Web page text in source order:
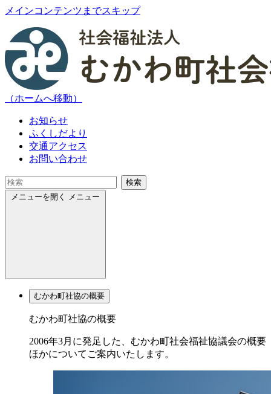
メインコンテンツまでスキップ
（ホームへ移動）
お知らせ
ふくしだより
交通アクセス
お問い合わせ
検索
メニューを開く
メニュー
むかわ町社協の概要
むかわ町社協の概要
2006年3月に発足した、むかわ町社会福祉協議会の概要
ほかについてご案内いたします。